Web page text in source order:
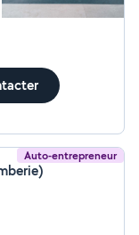
Auto-entrepreneur